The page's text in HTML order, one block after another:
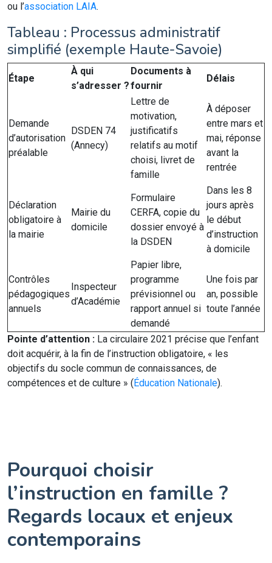
ou l’association LAIA.
Tableau : Processus administratif
simplifié (exemple Haute-Savoie)
Étape
À qui
s’adresser ?
Documents à
fournir
Délais
Demande
d’autorisation
préalable
DSDEN 74
(Annecy)
Lettre de
motivation,
justificatifs
relatifs au motif
choisi, livret de
famille
À déposer
entre mars et
mai, réponse
avant la
rentrée
Déclaration
obligatoire à
la mairie
Mairie du
domicile
Formulaire
CERFA, copie du
dossier envoyé à
la DSDEN
Dans les 8
jours après
le début
d’instruction
à domicile
Contrôles
pédagogiques
annuels
Inspecteur
d’Académie
Papier libre,
programme
prévisionnel ou
rapport annuel si
demandé
Une fois par
an, possible
toute l’année
Pointe d’attention : La circulaire 2021 précise que l’enfant
doit acquérir, à la fin de l’instruction obligatoire, « les
objectifs du socle commun de connaissances, de
compétences et de culture » (Éducation Nationale).
Pourquoi choisir
l’instruction en famille ?
Regards locaux et enjeux
contemporains